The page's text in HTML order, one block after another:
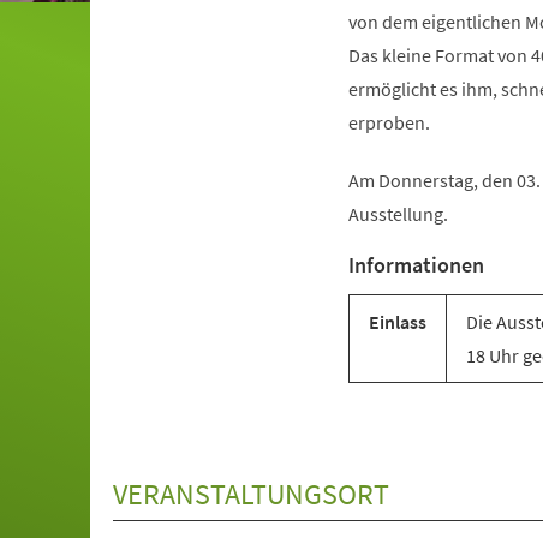
von dem eigentlichen
Das kleine Format von
ermöglicht es ihm,
erproben.
Am Donnerstag, den
Ausstellung.
Informationen
Einlass
Die
18 Uhr
VERANSTALTUNGSORT